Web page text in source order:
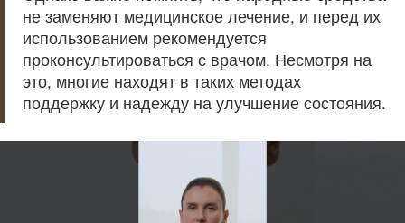
не заменяют медицинское лечение, и перед их
использованием рекомендуется
проконсультироваться с врачом. Несмотря на
это, многие находят в таких методах
поддержку и надежду на улучшение состояния.